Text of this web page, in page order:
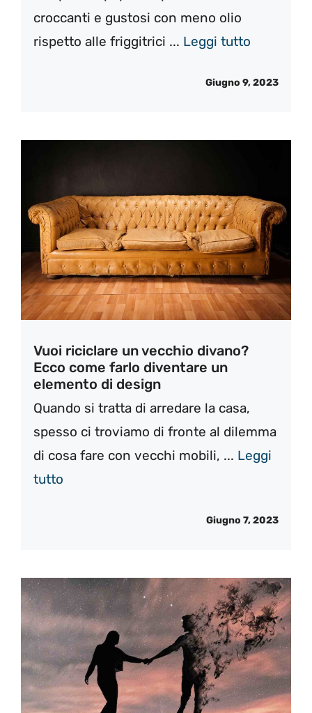
croccanti e gustosi con meno olio
rispetto alle friggitrici ... Leggi tutto
Giugno 9, 2023
Vuoi riciclare un vecchio divano?
Ecco come farlo diventare un
elemento di design
Quando si tratta di arredare la casa,
spesso ci troviamo di fronte al dilemma
di cosa fare con vecchi mobili, ... Leggi
tutto
Giugno 7, 2023